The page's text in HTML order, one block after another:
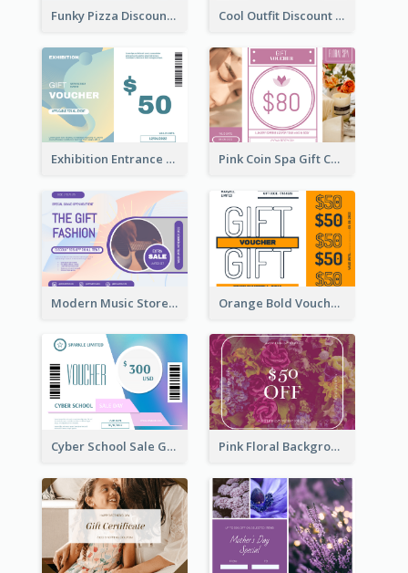
Funky Pizza Discount Voucher Gift Card Cool Outfit Discount Voucher Card Design
Exhibition Entrance Discount Gift Card Pink Coin Spa Gift Card
Modern Music Store Gift Card Orange Bold Voucher Gift Card
Cyber School Sale Gift Card Pink Floral Background Birthday Gift Card